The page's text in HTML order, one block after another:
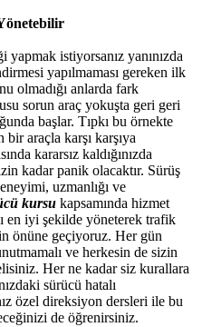
istiyorsanız yanınızda
yapılmaması gereken ilk
olmadığı anlarda fark
sorun araç yokuşta geri geri
başlar. Tıpkı bu örnekte
bir araçla karşı karşıya
kararsız kaldığınızda
kadar panik olacaktır. Sürüş
uzmanlığı ve
kursu kapsamında hizmet
en iyi şekilde yöneterek trafik
önüne geçiyoruz. Her gün
ve herkesin de sizin
Her ne kadar siz kurallara
sürücü hatalı
özel direksiyon dersleri ile bu
de öğrenirsiniz.